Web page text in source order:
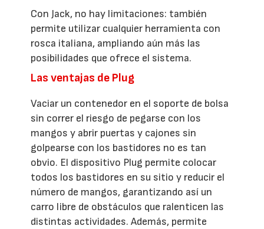
Con Jack, no hay limitaciones: también
permite utilizar cualquier herramienta con
rosca italiana, ampliando aún más las
posibilidades que ofrece el sistema.
Las ventajas de Plug
Vaciar un contenedor en el soporte de bolsa
sin correr el riesgo de pegarse con los
mangos y abrir puertas y cajones sin
golpearse con los bastidores no es tan
obvio. El dispositivo Plug permite colocar
todos los bastidores en su sitio y reducir el
número de mangos, garantizando así un
carro libre de obstáculos que ralenticen las
distintas actividades. Además, permite